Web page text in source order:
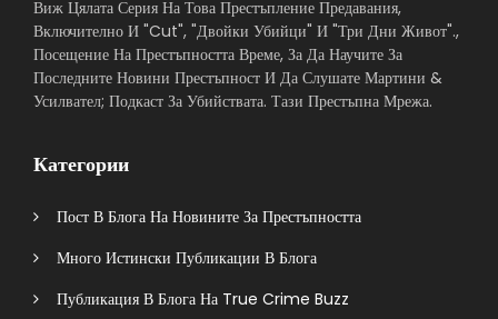
Виж Цялата Серия На Това Престъпление Предавания,
Включително И "Cut", "Двойки Убийци" И "Три Дни Живот".,
Посещение На Престъпността Време, За Да Научите За
Последните Новини Престъпност И Да Слушате Мартини &
Усилвател; Подкаст За Убийствата. Тази Престъпна Мрежа.
Категории
Пост В Блога На Новините За Престъпността
Много Истински Публикации В Блога
Публикация В Блога На True Crime Buzz